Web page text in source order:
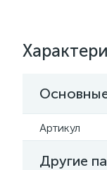
Артикул
Другие